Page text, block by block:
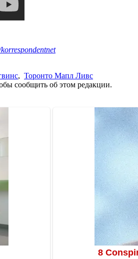
, Торонто Мапл Ливс
сообщить об этом редакции.